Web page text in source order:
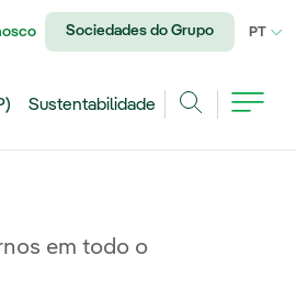
Sociedades do Grupo PT
Sustentabilidade
em todo o